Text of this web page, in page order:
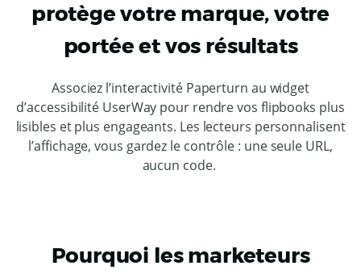
protège votre marque, votre
portée et vos résultats
Associez l’interactivité Paperturn au widget
d’accessibilité UserWay pour rendre vos flipbooks plus
lisibles et plus engageants. Les lecteurs personnalisent
l’affichage, vous gardez le contrôle : une seule URL,
aucun code.
Pourquoi les marketeurs